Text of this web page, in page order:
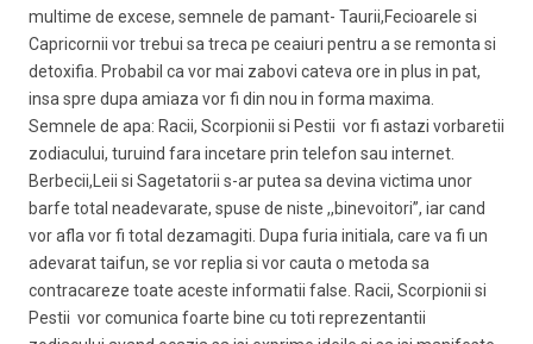
multime de excese, semnele de pamant- Taurii,Fecioarele si
Capricornii vor trebui sa treca pe ceaiuri pentru a se remonta si
detoxifia. Probabil ca vor mai zabovi cateva ore in plus in pat,
insa spre dupa amiaza vor fi din nou in forma maxima.
Semnele de apa: Racii, Scorpionii si Pestii vor fi astazi vorbaretii
zodiacului, turuind fara incetare prin telefon sau internet.
Berbecii,Leii si Sagetatorii s-ar putea sa devina victima unor
barfe total neadevarate, spuse de niste ,,binevoitori”, iar cand
vor afla vor fi total dezamagiti. Dupa furia initiala, care va fi un
adevarat taifun, se vor replia si vor cauta o metoda sa
contracareze toate aceste informatii false. Racii, Scorpionii si
Pestii vor comunica foarte bine cu toti reprezentantii